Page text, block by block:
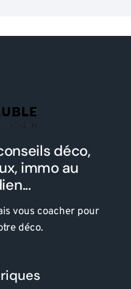
déco,
immo au
vous coacher pour
déco.